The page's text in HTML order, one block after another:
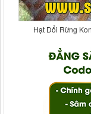
Hạt Dổi Rừng